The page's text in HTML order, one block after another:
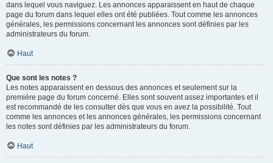
dans lequel vous naviguez. Les annonces apparaissent en haut de chaque
page du forum dans lequel elles ont été publiées. Tout comme les annonces
générales, les permissions concernant les annonces sont définies par les
administrateurs du forum.
Haut
Que sont les notes ?
Les notes apparaissent en dessous des annonces et seulement sur la
première page du forum concerné. Elles sont souvent assez importantes et il
est recommandé de les consulter dès que vous en avez la possibilité. Tout
comme les annonces et les annonces générales, les permissions concernant
les notes sont définies par les administrateurs du forum.
Haut